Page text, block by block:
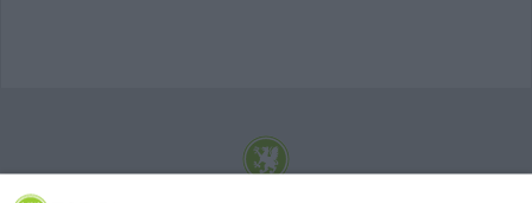
© 2001-2026 Tczew - TCZ.PL Sp. z o.o. Internetowy Serwis Informacyjny Miasta